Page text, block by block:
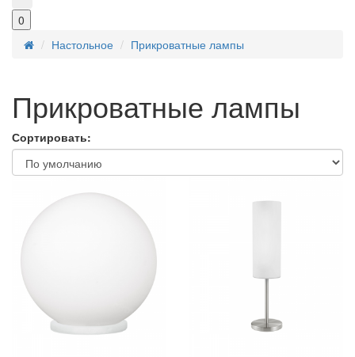
0
Настольное
Прикроватные лампы
Прикроватные лампы
Сортировать: